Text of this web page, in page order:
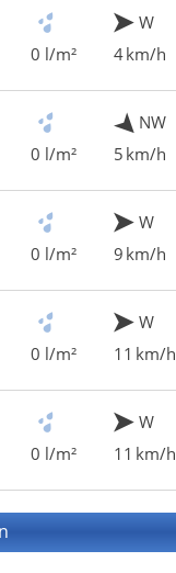
0 l/m²
W
4 km/h
0 l/m²
NW
5 km/h
0 l/m²
W
9 km/h
0 l/m²
W
11 km/h
0 l/m²
W
11 km/h